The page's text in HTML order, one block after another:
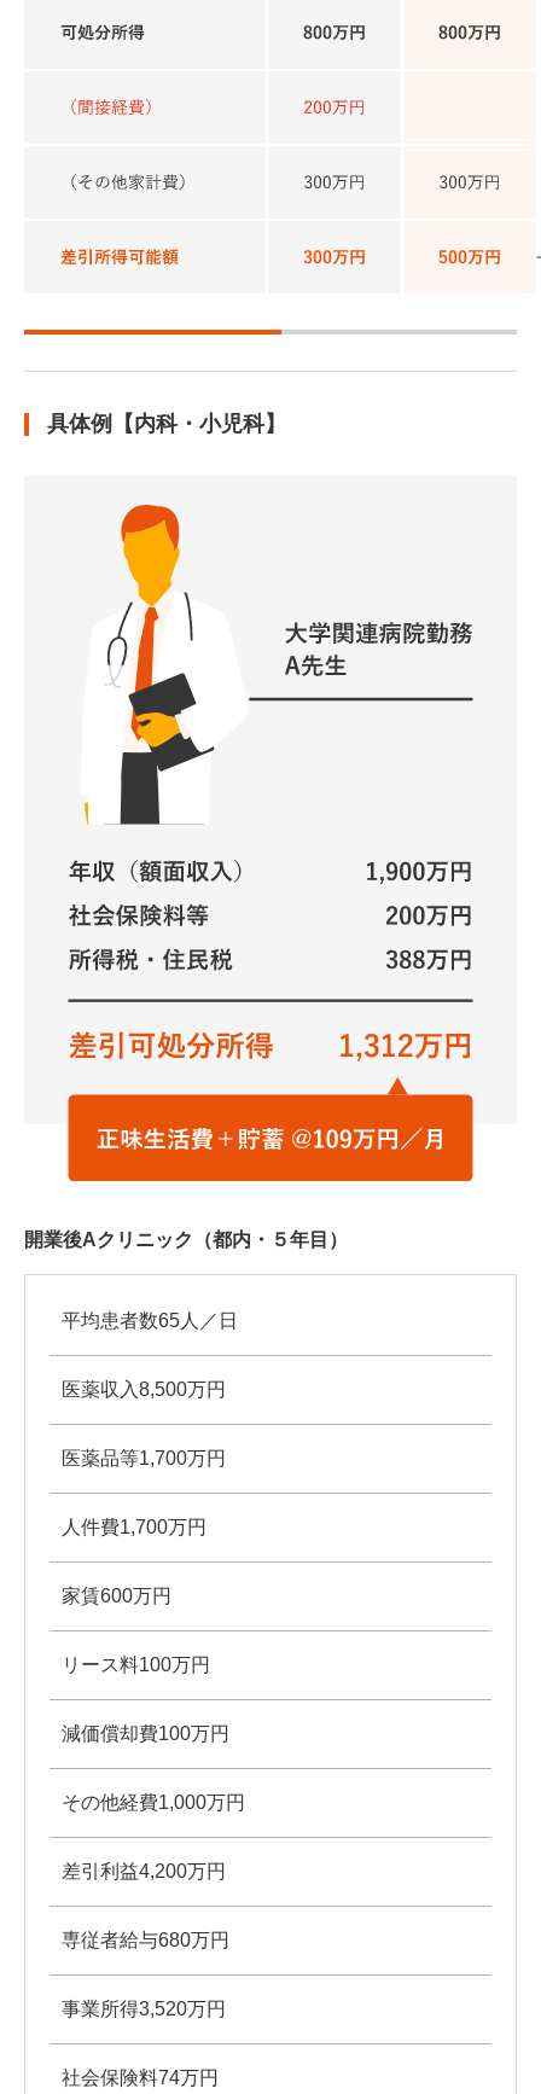
具体例【内科・小児科】
開業後Aクリニック（都内・５年目）
平均患者数65人／日
医薬収入8,500万円
医薬品等1,700万円
人件費1,700万円
家賃600万円
リース料100万円
減価償却費100万円
その他経費1,000万円
差引利益4,200万円
専従者給与680万円
事業所得3,520万円
社会保険料74万円